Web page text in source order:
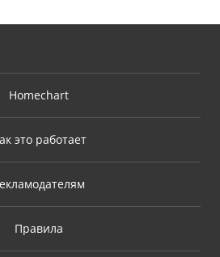
Homechart
это работает
Правила